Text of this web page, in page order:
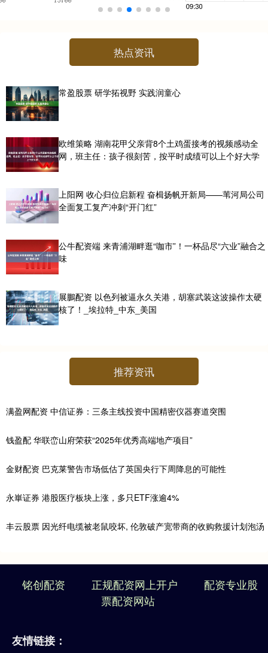
热点资讯
常盈股票 研学拓视野 实践润童心
欧维策略 湖南花甲父亲背8个土鸡蛋接考的视频感动全
网，班主任：孩子很刻苦，按平时成绩可以上个好大学
上阳网 收心归位启新程 奋楫扬帆开新局——苇河局公司
全面复工复产冲刺“开门红”
公牛配资端 来青浦湖畔逛“咖市”！一杯品尽“六业”融合之
味
展鵬配资 以色列被逼永久关港，胡塞武装这波操作太硬
核了！_埃拉特_中东_美国
推荐资讯
满盈网配资 中信证券：三条主线投资中国精密仪器赛道突围
钱盈配 华联峦山府荣获“2025年优秀高端地产项目”
金财配资 巴克莱警告市场低估了英国央行下周降息的可能性
永崋证券 港股医疗板块上涨，多只ETF涨逾4%
丰云股票 因光纤电缆被老鼠咬坏, 伦敦破产宽带商的收购救援计划泡汤
铭创配资 正规配资网上开户
配资专业股
票配资网站
友情链接：